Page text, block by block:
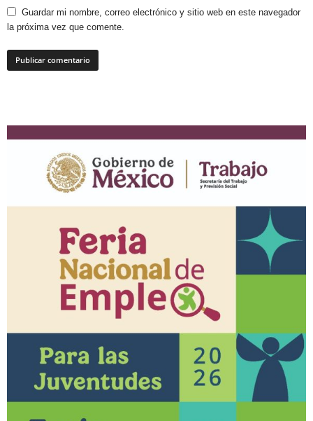
Guardar mi nombre, correo electrónico y sitio web en este navegador
la próxima vez que comente.